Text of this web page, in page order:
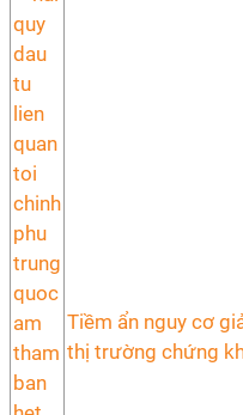
Tiềm ẩn nguy cơ
thị trường chứng